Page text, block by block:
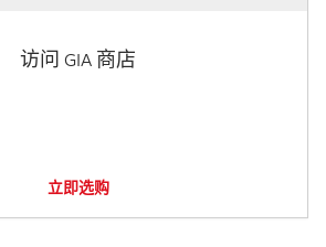
访问 GIA 商店
立即选购